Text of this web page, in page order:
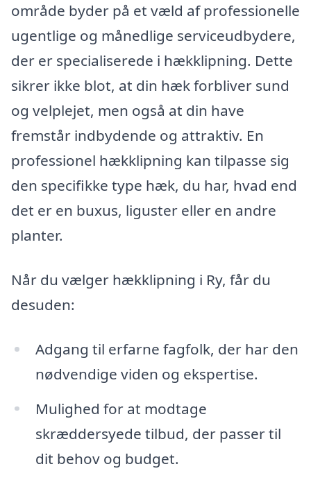
område byder på et væld af professionelle
ugentlige og månedlige serviceudbydere,
der er specialiserede i hækklipning. Dette
sikrer ikke blot, at din hæk forbliver sund
og velplejet, men også at din have
fremstår indbydende og attraktiv. En
professionel hækklipning kan tilpasse sig
den specifikke type hæk, du har, hvad end
det er en buxus, liguster eller en andre
planter.
Når du vælger hækklipning i Ry, får du
desuden:
Adgang til erfarne fagfolk, der har den
nødvendige viden og ekspertise.
Mulighed for at modtage
skræddersyede tilbud, der passer til
dit behov og budget.